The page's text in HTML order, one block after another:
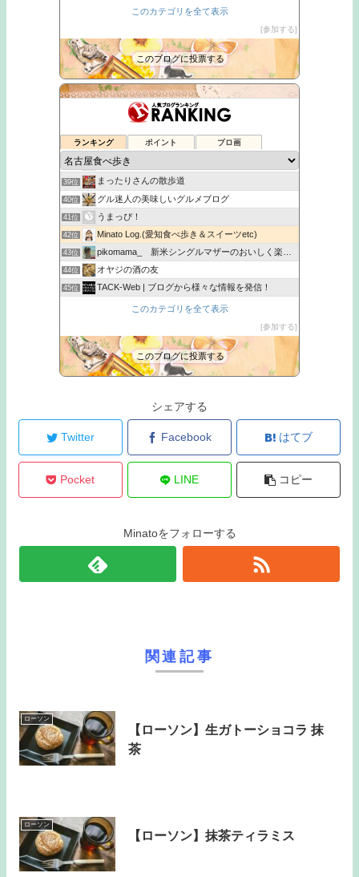
サクラヤマどっとナゴヤ
名古屋ランチ・モーニングお忍び調査！ちょっとだけ全国食べ歩き
48位 金のとりから｜女性に人気ヘルシーからあげ専門店｜金賞受賞
49位 MOG
このカテゴリを全て表示
参加する
このブログに投票する
ランキング ポイント ブロ画
名古屋駅のランチ情報『名駅二丁目ランチMAP』
37位 名古屋生活始めました！！ グルメ・子育てblog
38位 20代主婦の食べ歩き＆お買い物
39位 まったりさんの散歩道
40位 グル迷人の美味しいグルメブログ
41位 うまっぴ！
42位 Minato Log.(愛知食べ歩き＆スイーツetc)
43位 pikomama_ 新米シングルマザーのおいしく楽しい子育て
44位 オヤジの酒の友
45位 TACK-Web | ブログから様々な情報を発信！
サクラヤマどっとナゴヤ
名古屋ランチ・モーニングお忍び調査！ちょっとだけ全国食べ歩き
48位 金のとりから｜女性に人気ヘルシーからあげ専門店｜金賞受賞
49位 MOG
このカテゴリを全て表示
参加する
このブログに投票する
シェアする
Twitter Facebook はてブ
Pocket LINE コピー
Minatoをフォローする
関連記事
ローソン
【ローソン】生ガトーショコラ 抹
茶
ローソン
【ローソン】抹茶ティラミス